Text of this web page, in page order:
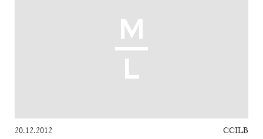
20.12.2012 CCILB